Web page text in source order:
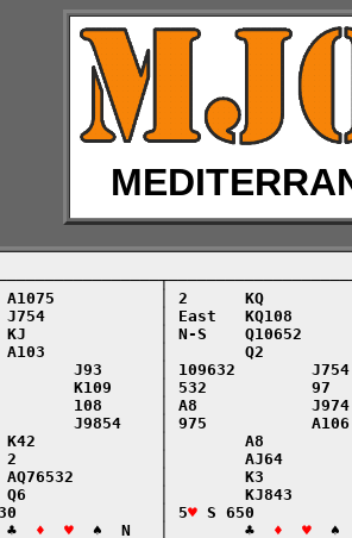
A1075           │ 2      KQ
J754            │ East   KQ108
KJ              │ N-S    Q10652
A103            │        Q2
J93      │ 109632
K109     │ 532           97
108      │ A8
J9854    │ 975
K42             │        A8
2               │        AJ64
AQ76532         │        K3
Q6              │        KJ843
│ 5
♥ S 650
♣
♦  ♥
  ♠  N   │        ♣
♦  ♥
♠